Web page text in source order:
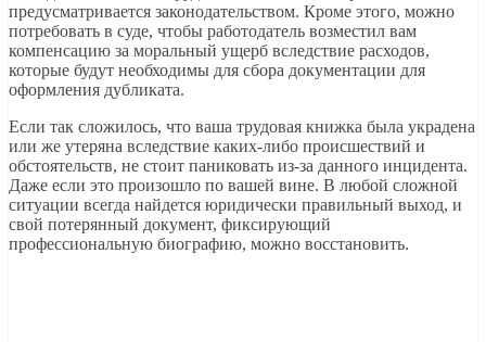
предусматривается законодательством. Кроме этого, можно
потребовать в суде, чтобы работодатель возместил вам
компенсацию за моральный ущерб вследствие расходов,
которые будут необходимы для сбора документации для
оформления дубликата.
Если так сложилось, что ваша трудовая книжка была украдена
или же утеряна вследствие каких-либо происшествий и
обстоятельств, не стоит паниковать из-за данного инцидента.
Даже если это произошло по вашей вине. В любой сложной
ситуации всегда найдется юридически правильный выход, и
свой потерянный документ, фиксирующий
профессиональную биографию, можно восстановить.